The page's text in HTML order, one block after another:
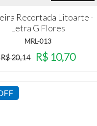
Recortada Litoarte -
Letra G Flores
MRL-013
R$ 20,14 R$ 10,70